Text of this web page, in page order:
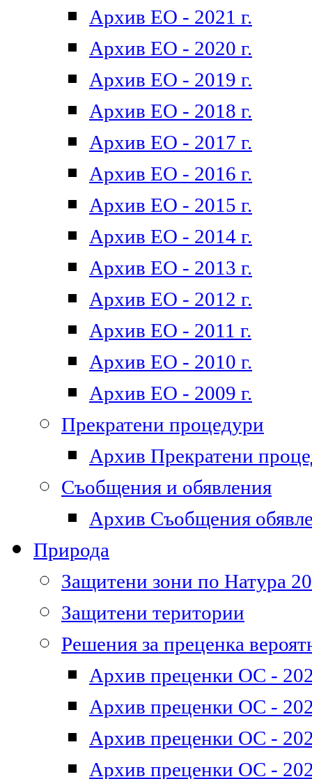
Архив ЕО - 2021 г.
Архив ЕО - 2020 г.
Архив ЕО - 2019 г.
Архив ЕО - 2018 г.
Архив ЕО - 2017 г.
Архив ЕО - 2016 г.
Архив ЕО - 2015 г.
Архив ЕО - 2014 г.
Архив ЕО - 2013 г.
Архив ЕО - 2012 г.
Архив ЕО - 2011 г.
Архив ЕО - 2010 г.
Архив ЕО - 2009 г.
Прекратени процедури
Архив Прекратени
Съобщения и обявления
Архив Съобщения
Природа
Защитени зони по Натура
Защитени територии
Решения за преценка
Архив преценки ОС -
Архив преценки ОС -
Архив преценки ОС -
Архив преценки ОС -